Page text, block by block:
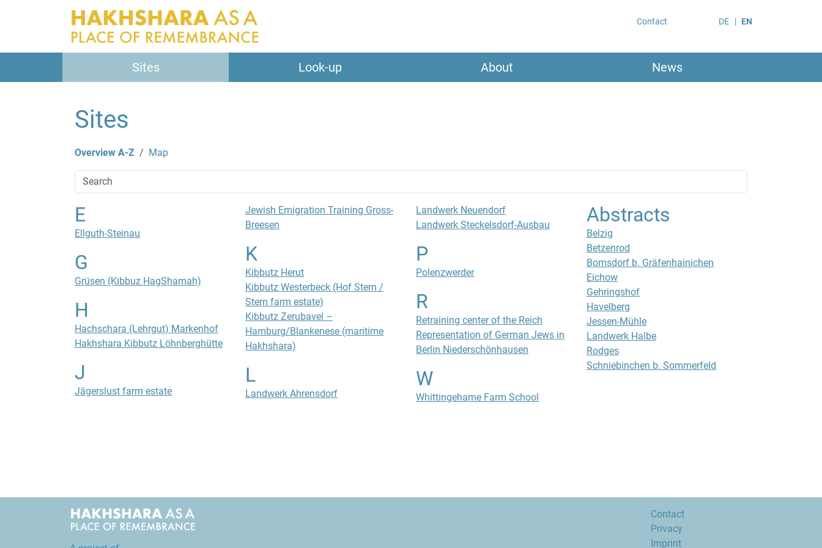
Contact DE EN
Sites Look-up About News
Sites
Overview A-Z Map
E
Ellguth-Steinau
G
Grüsen (Kibbuz HagShamah)
H
Hachschara (Lehrgut) Markenhof
Hakhshara Kibbutz Löhnberghütte
J
Jägerslust farm estate
Jewish Emigration Training Gross-
Breesen
K
Kibbutz Herut
Kibbutz Westerbeck (Hof Stern /
Stern farm estate)
Kibbutz Zerubavel –
Hamburg/Blankenese (maritime
Hakhshara)
L
Landwerk Ahrensdorf
Landwerk Neuendorf
Landwerk Steckelsdorf-Ausbau
P
Polenzwerder
R
Retraining center of the Reich
Representation of German Jews in
Berlin Niederschönhausen
W
Whittingehame Farm School
Abstracts
Belzig
Betzenrod
Bomsdorf b. Gräfenhainichen
Eichow
Gehringshof
Havelberg
Jessen-Mühle
Landwerk Halbe
Rodges
Schniebinchen b. Sommerfeld
Contact
Privacy
Imprint